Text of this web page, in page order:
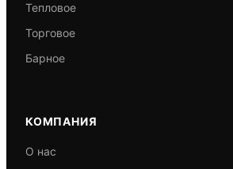
Тепловое
Торговое
Барное
КОМПАНИЯ
О нас